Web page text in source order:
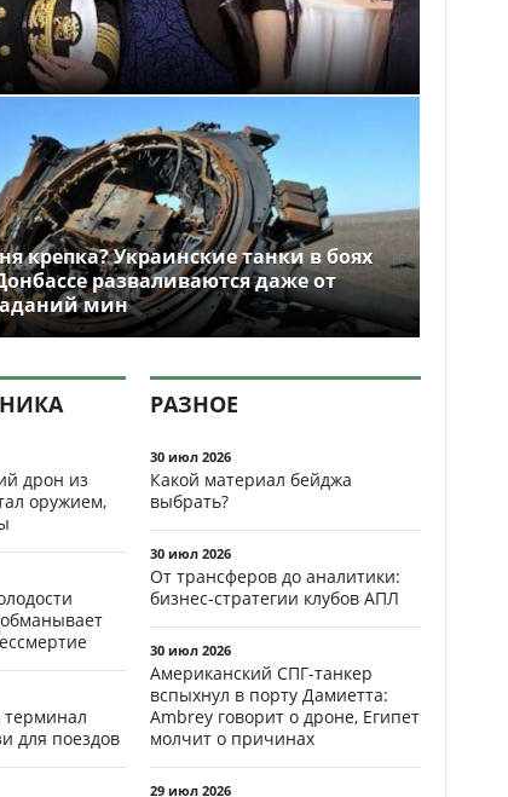
крепка? Украинские танки в боях
разваливаются даже от
мин
дрон из
оружием,
терминал
для поездов
РАЗНОЕ
30 июл 2026
Какой материал бейджа
выбрать?
30 июл 2026
От трансферов до аналитики:
бизнес-стратегии клубов АПЛ
30 июл 2026
Американский СПГ-танкер
вспыхнул в порту Дамиетта:
Ambrey говорит о дроне, Египет
молчит о причинах
29 июл 2026